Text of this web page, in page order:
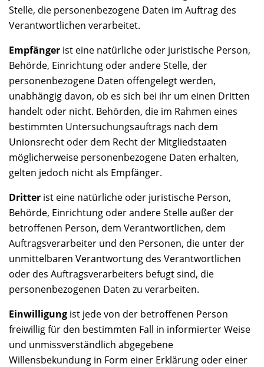
Stelle, die personenbezogene Daten im Auftrag des
Verantwortlichen verarbeitet.
Empfänger ist eine natürliche oder juristische Person,
Behörde, Einrichtung oder andere Stelle, der
personenbezogene Daten offengelegt werden,
unabhängig davon, ob es sich bei ihr um einen Dritten
handelt oder nicht. Behörden, die im Rahmen eines
bestimmten Untersuchungsauftrags nach dem
Unionsrecht oder dem Recht der Mitgliedstaaten
möglicherweise personenbezogene Daten erhalten,
gelten jedoch nicht als Empfänger.
Dritter ist eine natürliche oder juristische Person,
Behörde, Einrichtung oder andere Stelle außer der
betroffenen Person, dem Verantwortlichen, dem
Auftragsverarbeiter und den Personen, die unter der
unmittelbaren Verantwortung des Verantwortlichen
oder des Auftragsverarbeiters befugt sind, die
personenbezogenen Daten zu verarbeiten.
Einwilligung ist jede von der betroffenen Person
freiwillig für den bestimmten Fall in informierter Weise
und unmissverständlich abgegebene
Willensbekundung in Form einer Erklärung oder einer